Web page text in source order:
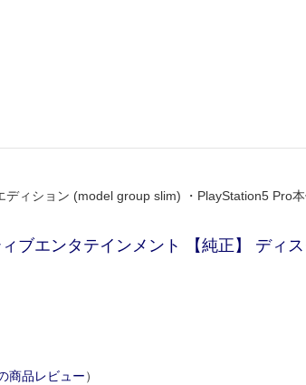
ディション (model group slim) ・PlayStation5 Pro
ブエンタテインメント 【純正】 ディ
商品レビュー）